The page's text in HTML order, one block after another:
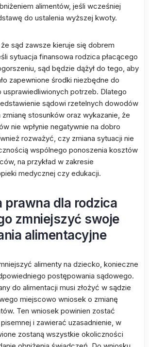
alimentów, jeśli wcześniej
do ustalenia wyższej kwoty.
sąd zawsze kieruje się dobrem
sytuacja finansowa rodzica płacącego
sąd będzie dążył do tego, aby
zapewnione środki niezbędne do
usprawiedliwionych potrzeb. Dlatego
sądowi rzetelnych dowodów
stosunków oraz wykazanie, że
nie wpłynie negatywnie na dobro
rozważyć, czy zmiana sytuacji nie
wspólnego ponoszenia kosztów
na przykład w zakresie
medycznej czy edukacji.
prawna dla rodzica
zmniejszyć swoje
alimentacyjne
alimenty na dziecko, konieczne
postępowania sądowego.
do alimentacji musi złożyć w sądzie
miejscowo wniosek o zmianę
Ten wniosek powinien zostać
i zawierać uzasadnienie, w
zostaną wszystkie okoliczności